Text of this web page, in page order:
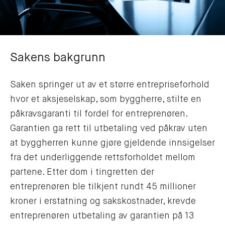
Sakens bakgrunn
Saken springer ut av et større entrepriseforhold
hvor et aksjeselskap, som byggherre, stilte en
påkravsgaranti til fordel for entreprenøren.
Garantien ga rett til utbetaling ved påkrav uten
at byggherren kunne gjøre gjeldende innsigelser
fra det underliggende rettsforholdet mellom
partene. Etter dom i tingretten der
entreprenøren ble tilkjent rundt 45 millioner
kroner i erstatning og sakskostnader, krevde
entreprenøren utbetaling av garantien på 13